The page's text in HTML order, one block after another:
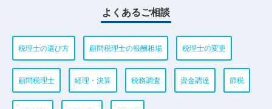
よくあるご相談
税理士の選び方 顧問税理士の報酬相場 税理士の変更
顧問税理士 経理・決算 税務調査 資金調達 節税